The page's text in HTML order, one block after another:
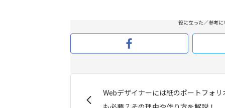
役に立った／参考
Webデザイナーには紙のポートフォリ